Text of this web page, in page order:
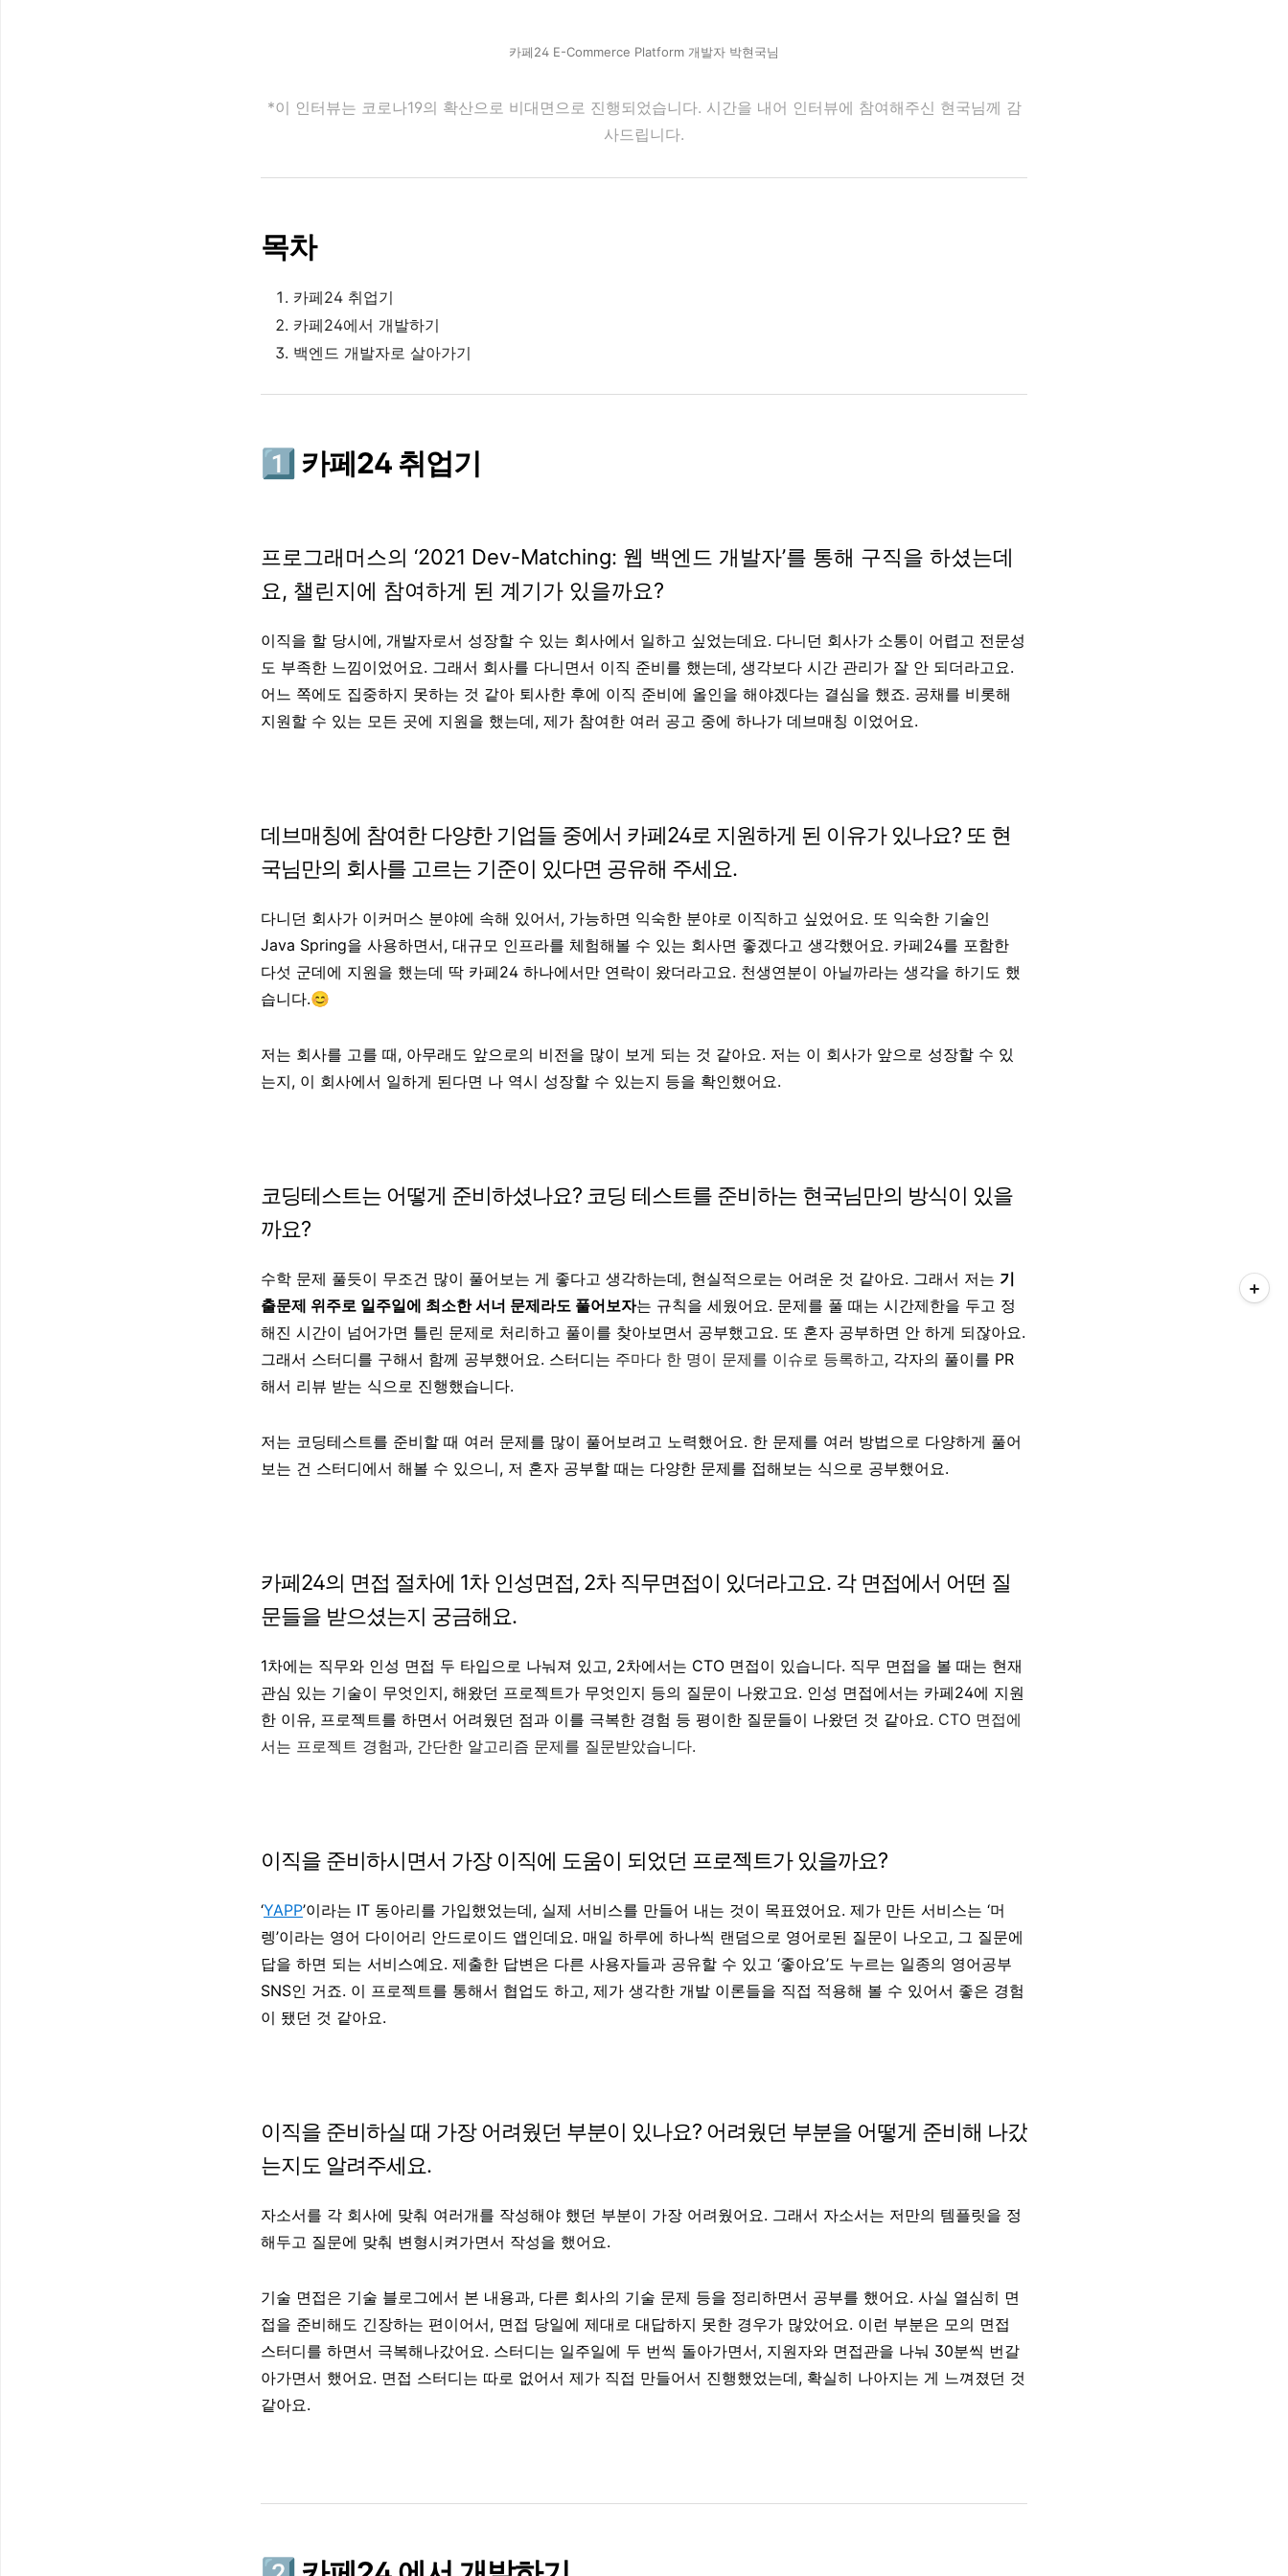
카페24 E-Commerce Platform 개발자 박현국님
*이 인터뷰는 코로나19의 확산으로 비대면으로 진행되었습니다. 시간을 내어 인터뷰에 참여해주신 현국님께 감
사드립니다.
목차
카페24 취업기
카페24에서 개발하기
백엔드 개발자로 살아가기
1️⃣ 카페24 취업기
프로그래머스의 ‘2021 Dev-Matching: 웹 백엔드 개발자’를 통해 구직을 하셨는데
요, 챌린지에 참여하게 된 계기가 있을까요?
이직을 할 당시에, 개발자로서 성장할 수 있는 회사에서 일하고 싶었는데요. 다니던 회사가 소통이 어렵고 전문성
도 부족한 느낌이었어요. 그래서 회사를 다니면서 이직 준비를 했는데, 생각보다 시간 관리가 잘 안 되더라고요.
어느 쪽에도 집중하지 못하는 것 같아 퇴사한 후에 이직 준비에 올인을 해야겠다는 결심을 했죠. 공채를 비롯해
지원할 수 있는 모든 곳에 지원을 했는데, 제가 참여한 여러 공고 중에 하나가 데브매칭 이었어요.
데브매칭에 참여한 다양한 기업들 중에서 카페24로 지원하게 된 이유가 있나요? 또 현
국님만의 회사를 고르는 기준이 있다면 공유해 주세요.
다니던 회사가 이커머스 분야에 속해 있어서, 가능하면 익숙한 분야로 이직하고 싶었어요. 또 익숙한 기술인
Java Spring을 사용하면서, 대규모 인프라를 체험해볼 수 있는 회사면 좋겠다고 생각했어요. 카페24를 포함한
다섯 군데에 지원을 했는데 딱 카페24 하나에서만 연락이 왔더라고요. 천생연분이 아닐까라는 생각을 하기도 했
습니다.😊
저는 회사를 고를 때, 아무래도 앞으로의 비전을 많이 보게 되는 것 같아요. 저는 이 회사가 앞으로 성장할 수 있
는지, 이 회사에서 일하게 된다면 나 역시 성장할 수 있는지 등을 확인했어요.
코딩테스트는 어떻게 준비하셨나요? 코딩 테스트를 준비하는 현국님만의 방식이 있을
까요?
수학 문제 풀듯이 무조건 많이 풀어보는 게 좋다고 생각하는데, 현실적으로는 어려운 것 같아요. 그래서 저는 기
출문제 위주로 일주일에 최소한 서너 문제라도 풀어보자는 규칙을 세웠어요. 문제를 풀 때는 시간제한을 두고 정
해진 시간이 넘어가면 틀린 문제로 처리하고 풀이를 찾아보면서 공부했고요. 또 혼자 공부하면 안 하게 되잖아요.
그래서 스터디를 구해서 함께 공부했어요. 스터디는 주마다 한 명이 문제를 이슈로 등록하고, 각자의 풀이를 PR
해서 리뷰 받는 식으로 진행했습니다.
저는 코딩테스트를 준비할 때 여러 문제를 많이 풀어보려고 노력했어요. 한 문제를 여러 방법으로 다양하게 풀어
보는 건 스터디에서 해볼 수 있으니, 저 혼자 공부할 때는 다양한 문제를 접해보는 식으로 공부했어요.
카페24의 면접 절차에 1차 인성면접, 2차 직무면접이 있더라고요. 각 면접에서 어떤 질
문들을 받으셨는지 궁금해요.
1차에는 직무와 인성 면접 두 타입으로 나눠져 있고, 2차에서는 CTO 면접이 있습니다. 직무 면접을 볼 때는 현재
관심 있는 기술이 무엇인지, 해왔던 프로젝트가 무엇인지 등의 질문이 나왔고요. 인성 면접에서는 카페24에 지원
한 이유, 프로젝트를 하면서 어려웠던 점과 이를 극복한 경험 등 평이한 질문들이 나왔던 것 같아요. CTO 면접에
서는 프로젝트 경험과, 간단한 알고리즘 문제를 질문받았습니다.
이직을 준비하시면서 가장 이직에 도움이 되었던 프로젝트가 있을까요?
‘YAPP’이라는 IT 동아리를 가입했었는데, 실제 서비스를 만들어 내는 것이 목표였어요. 제가 만든 서비스는 ‘머
렝’이라는 영어 다이어리 안드로이드 앱인데요. 매일 하루에 하나씩 랜덤으로 영어로된 질문이 나오고, 그 질문에
답을 하면 되는 서비스예요. 제출한 답변은 다른 사용자들과 공유할 수 있고 ‘좋아요’도 누르는 일종의 영어공부
SNS인 거죠. 이 프로젝트를 통해서 협업도 하고, 제가 생각한 개발 이론들을 직접 적용해 볼 수 있어서 좋은 경험
이 됐던 것 같아요.
이직을 준비하실 때 가장 어려웠던 부분이 있나요? 어려웠던 부분을 어떻게 준비해 나갔
는지도 알려주세요.
자소서를 각 회사에 맞춰 여러개를 작성해야 했던 부분이 가장 어려웠어요. 그래서 자소서는 저만의 템플릿을 정
해두고 질문에 맞춰 변형시켜가면서 작성을 했어요.
기술 면접은 기술 블로그에서 본 내용과, 다른 회사의 기술 문제 등을 정리하면서 공부를 했어요. 사실 열심히 면
접을 준비해도 긴장하는 편이어서, 면접 당일에 제대로 대답하지 못한 경우가 많았어요. 이런 부분은 모의 면접
스터디를 하면서 극복해나갔어요. 스터디는 일주일에 두 번씩 돌아가면서, 지원자와 면접관을 나눠 30분씩 번갈
아가면서 했어요. 면접 스터디는 따로 없어서 제가 직접 만들어서 진행했었는데, 확실히 나아지는 게 느껴졌던 것
같아요.